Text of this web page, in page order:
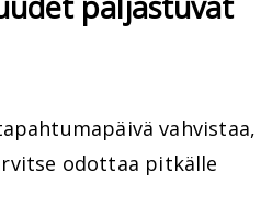
vahvistaa,
odottaa pitkälle